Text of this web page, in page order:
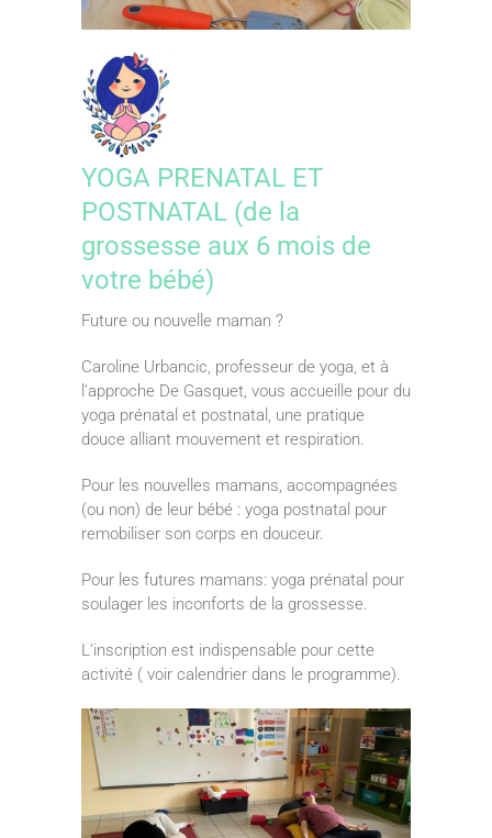
YOGA PRENATAL ET
POSTNATAL (de la
grossesse aux 6 mois de
votre bébé)
Future ou nouvelle maman ?
Caroline Urbancic, professeur de yoga, et à
l’approche De Gasquet, vous accueille pour du
yoga prénatal et postnatal, une pratique
douce alliant mouvement et respiration.
Pour les nouvelles mamans, accompagnées
(ou non) de leur bébé : yoga postnatal pour
remobiliser son corps en douceur.
Pour les futures mamans: yoga prénatal pour
soulager les inconforts de la grossesse.
L’inscription est indispensable pour cette
activité ( voir calendrier dans le programme).